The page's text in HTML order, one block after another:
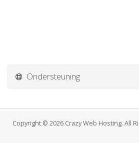
Ondersteuning
Copyright © 2026 Crazy Web Hosting. All